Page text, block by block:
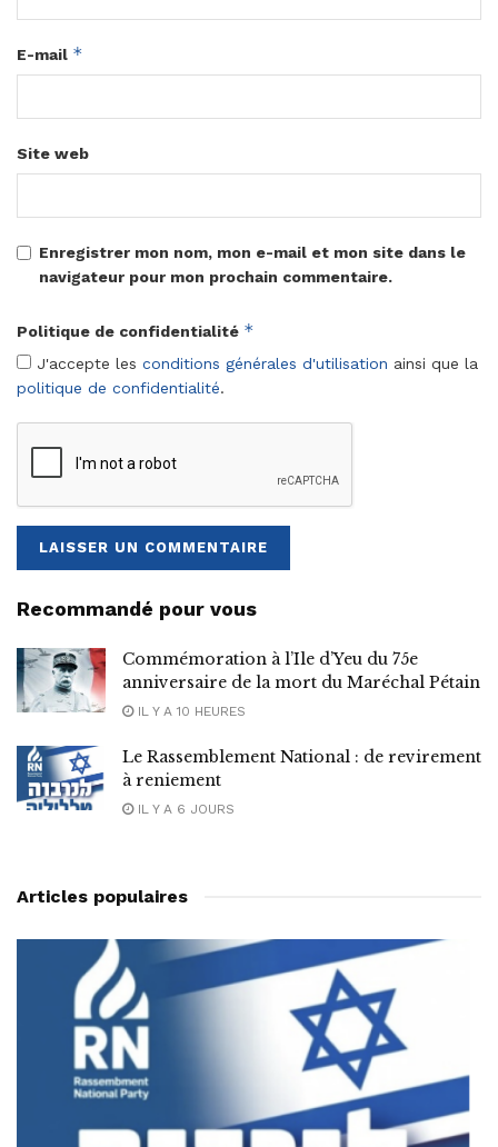
E-mail *
Site web
Enregistrer mon nom, mon e-mail et mon site dans le
navigateur pour mon prochain commentaire.
Politique de confidentialité *
J'accepte les conditions générales d'utilisation ainsi que la
politique de confidentialité.
Recommandé pour vous
Commémoration à l’Ile d’Yeu du 75e
anniversaire de la mort du Maréchal Pétain
IL Y A 10 HEURES
Le Rassemblement National : de revirement
à reniement
IL Y A 6 JOURS
Articles populaires